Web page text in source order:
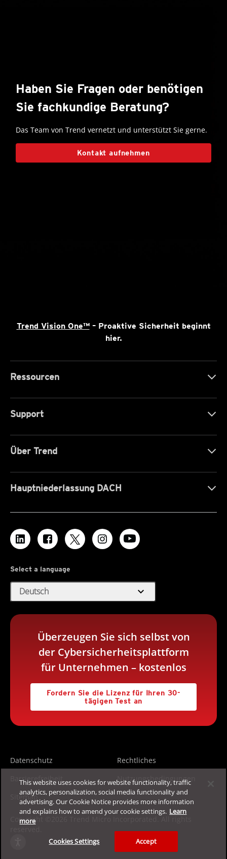
Haben Sie Fragen oder benötigen
Sie fachkundige Beratung?
Das Team von Trend vernetzt und unterstützt Sie gerne.
Kontakt aufnehmen
Trend Vision One™– Proaktive Sicherheit beginnt
hier.
Ressourcen
Support
Über Trend
Hauptniederlassung DACH
Select a language
Deutsch expand_more
Überzeugen Sie sich selbst von
der Cybersicherheitsplattform
für Unternehmen – kostenlos
Fordern Sie die Lizenz für Ihren 30-
tägigen Test an
Datenschutz
Rechtliches
Barrierefreiheit
Nutzungsbedingungen
Sitemap
Copyright ©2026 Trend Micro Incorporated. All rights
This website uses cookies for website functionality, traffic
analytics, personalization, social media functionality and
advertising. Our Cookie Notice provides more information
and explains how to amend your cookie settings. Learn
more
Cookies Settings Accept